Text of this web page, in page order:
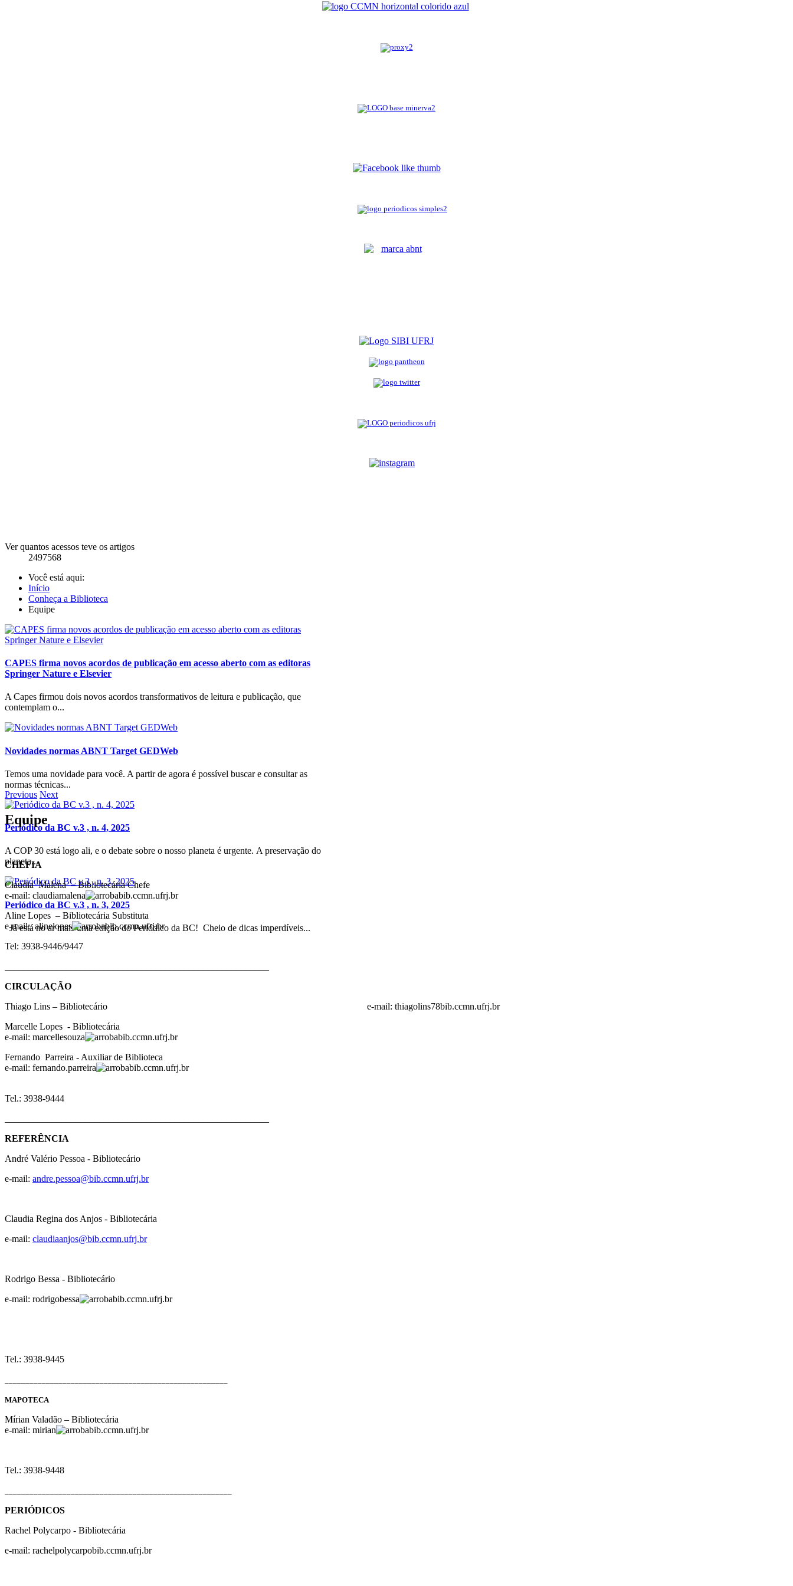
Ver quantos acessos teve os artigos
2497568
Você está aqui:
Início
Conheça a Biblioteca
Equipe
CAPES firma novos acordos de publicação em acesso aberto com as editoras
Springer Nature e Elsevier
A Capes firmou dois novos acordos transformativos de leitura e publicação, que
contemplam o...
Novidades normas ABNT Target GEDWeb
Temos uma novidade para você. A partir de agora é possível buscar e consultar as
normas técnicas...
Periódico da BC v.3 , n. 4, 2025
A COP 30 está logo ali, e o debate sobre o nosso planeta é urgente. A preservação do
planeta...
Periódico da BC v.3 , n. 3, 2025
Já está no ar mais uma edição do Periódico da BC! Cheio de dicas imperdíveis...
Previous Next
Equipe
CHEFIA
Claudia Malena – Bibliotecária Chefe
e-mail: claudiamalena
bib.ccmn.ufrj.br
Aline Lopes – Bibliotecária Substituta
e-mail: alinelopes
bib.ccmn.ufrj.br
Tel: 3938-9446/9447
CIRCULAÇÃO
Thiago Lins – Bibliotecário e-mail: thiagolins78bib.ccmn.ufrj.br
Marcelle Lopes - Bibliotecária
e-mail: marcellesouza
bib.ccmn.ufrj.br
Fernando Parreira - Auxiliar de Biblioteca
e-mail: fernando.parreira
bib.ccmn.ufrj.br
Tel.: 3938-9444
REFERÊNCIA
André Valério Pessoa - Bibliotecário
e-mail: andre.pessoa@bib.ccmn.ufrj.br
Claudia Regina dos Anjos - Bibliotecária
e-mail: claudiaanjos@bib.ccmn.ufrj.br
Rodrigo Bessa - Bibliotecário
e-mail: rodrigobessa
bib.ccmn.ufrj.br
Tel.: 3938-9445
MAPOTECA
Mírian Valadão – Bibliotecária
e-mail: mirian
bib.ccmn.ufrj.br
Tel.: 3938-9448
PERIÓDICOS
Rachel Polycarpo - Bibliotecária
e-mail: rachelpolycarpobib.ccmn.ufrj.br